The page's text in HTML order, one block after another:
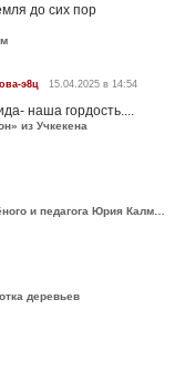
до сих пор
э8ц 15.04.2025 в 14:54
наша гордость....
из Учкекена
В Черкесске чествовали выдающегося юриста, учёного и педагога Юрия Калмыкова
деревьев